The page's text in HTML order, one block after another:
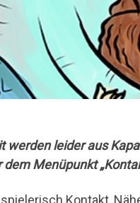
werden leider aus
dem Menüpunkt
Kontakt,